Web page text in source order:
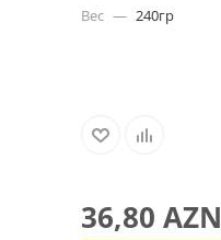
Вес — 240гр
36,80 AZN